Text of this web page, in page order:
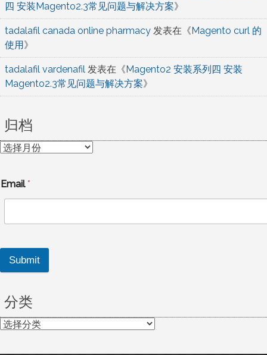
四 安装Magento2.3常见问题与解决方案》
tadalafil canada online pharmacy 发表在《Magento curl 的
使用》
tadalafil vardenafil 发表在《Magento2 安装系列四 安装
Magento2.3常见问题与解决方案》
归档
归
Email*
Submit
分类
分